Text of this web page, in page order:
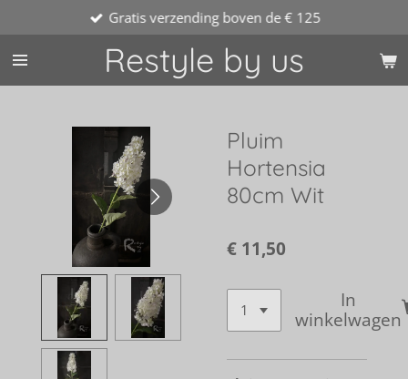
direct
naar
Restyle by us
Gratis verzending boven de € 125
Pluim
Hortensia
80cm Wit
€ 11,50
In
winkelwagen